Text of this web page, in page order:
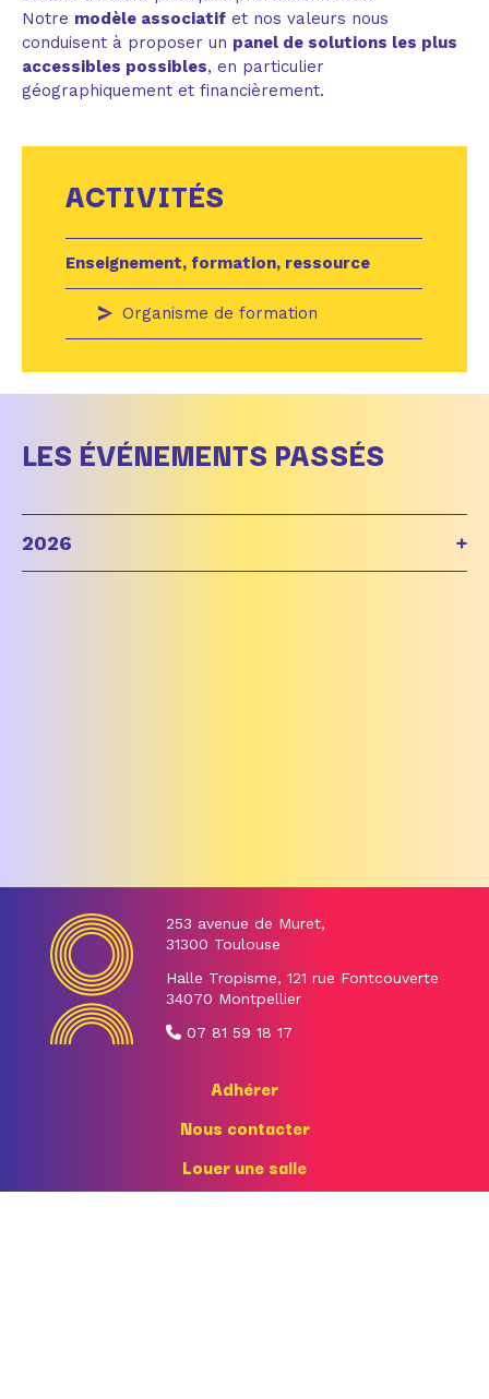
Notre modèle associatif et nos valeurs nous
conduisent à proposer un panel de solutions les plus
accessibles possibles, en particulier
géographiquement et financièrement.
ACTIVITÉS
Enseignement, formation, ressource
Organisme de formation
LES ÉVÉNEMENTS PASSÉS
2026 +
253 avenue de Muret,
31300 Toulouse
Halle Tropisme, 121 rue Fontcouverte
34070 Montpellier
07 81 59 18 17
Adhérer
Nous contacter
Louer une salle